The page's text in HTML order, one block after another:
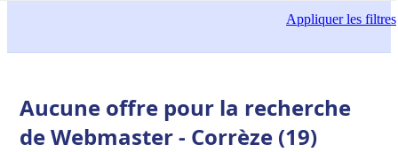
Appliquerles filtres
Aucune offre pour la recherche
de Webmaster - Corrèze (19)